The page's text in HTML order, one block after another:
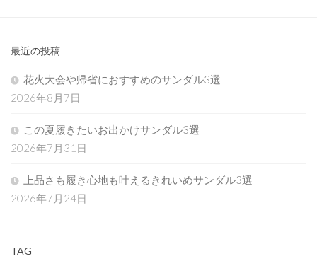
最近の投稿
花火大会や帰省におすすめのサンダル3選
2026年8月7日
この夏履きたいお出かけサンダル3選
2026年7月31日
上品さも履き心地も叶えるきれいめサンダル3選
2026年7月24日
TAG